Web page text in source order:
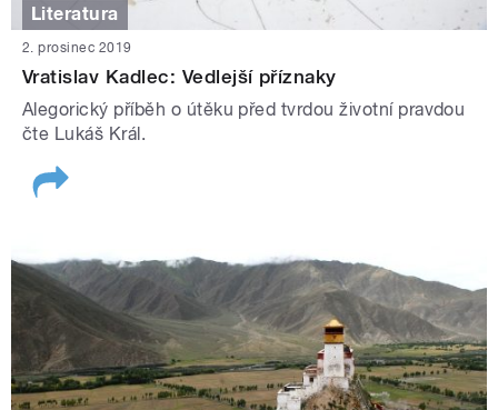
Literatura
2. prosinec 2019
Vratislav Kadlec: Vedlejší příznaky
Alegorický příběh o útěku před tvrdou životní pravdou
čte Lukáš Král.